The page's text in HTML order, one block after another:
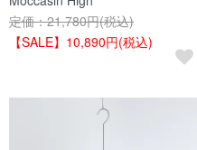
定価：21,780円(税込)
【SALE】10,890円(税込)